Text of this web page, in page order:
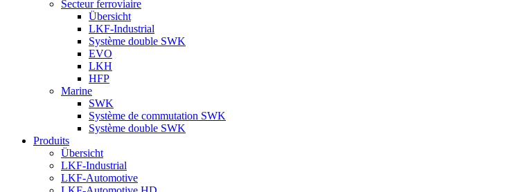
Secteur ferroviaire
Übersicht
LKF-Industrial
Système double SWK
EVO
LKH
HFP
Marine
SWK
Système de commutation SWK
Système double SWK
Produits
Übersicht
LKF-Industrial
LKF-Automotive